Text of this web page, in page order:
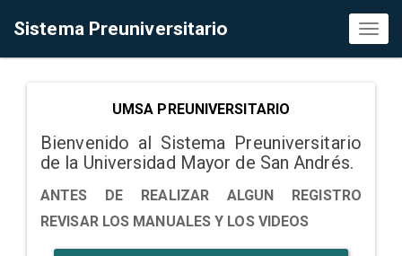
Sistema Preuniversitario
UMSA PREUNIVERSITARIO
Bienvenido al Sistema Preuniversitario
de la Universidad Mayor de San Andrés.
ANTES DE REALIZAR ALGUN REGISTRO
REVISAR LOS MANUALES Y LOS VIDEOS